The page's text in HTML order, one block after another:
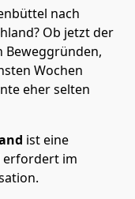
nach
Ob jetzt der
Beweggründen,
Wochen
eher selten
ist eine
erfordert im